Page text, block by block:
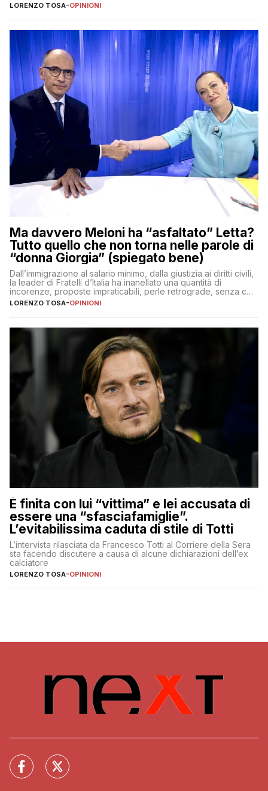
LORENZO TOSA-OPINIONI
Ma davvero Meloni ha “asfaltato” Letta?
Tutto quello che non torna nelle parole di
“donna Giorgia” (spiegato bene)
Dall’immigrazione al salario minimo, dalla giustizia ai diritti civili,
la leader di Fratelli d’Italia ha inanellato una quantità di
incorenze, proposte impraticabili, perle retrograde, senza che
nessuno – a destra come a sinistra – glielo abbia fatto notare
LORENZO TOSA-OPINIONI
È finita con lui “vittima” e lei accusata di
essere una “sfasciafamiglie”.
L’evitabilissima caduta di stile di Totti
L’intervista rilasciata da Francesco Totti al Corriere della Sera
sta facendo discutere a causa di alcune dichiarazioni dell’ex
calciatore
LORENZO TOSA-OPINIONI